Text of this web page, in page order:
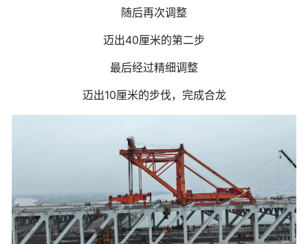
随后再次调整
迈出40厘米的第二步
最后经过精细调整
迈出10厘米的步伐，完成合龙